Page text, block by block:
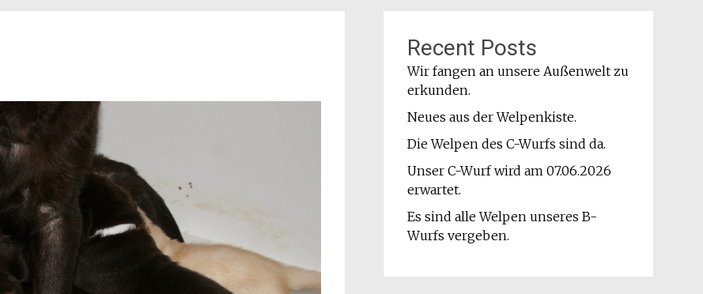
Recent Posts
Wir fangen an unsere Außenwelt zu
erkunden.
Neues aus der Welpenkiste.
Die Welpen des C-Wurfs sind da.
Unser C-Wurf wird am 07.06.2026
erwartet.
Es sind alle Welpen unseres B-
Wurfs vergeben.